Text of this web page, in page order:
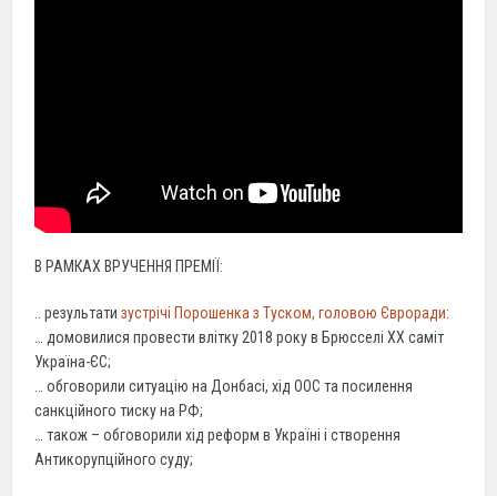
В РАМКАХ ВРУЧЕННЯ ПРЕМІЇ:
.. результатизустрічі Порошенка з Туском, головою Євроради:
… домовилися провести влітку 2018 року в Брюсселі ХХ саміт
Україна-ЄС;
… обговорили ситуацію на Донбасі, хід ООС та посилення
санкційного тиску на РФ;
… також – обговорили хід реформ в Україні і створення
Антикорупційного суду;